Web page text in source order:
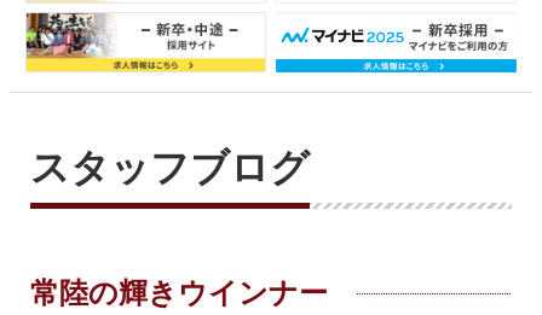
スタッフブログ
常陸の輝きウインナー